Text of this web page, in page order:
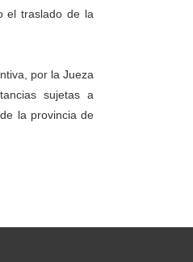
el traslado de la
por la Jueza
sujetas a
la provincia de